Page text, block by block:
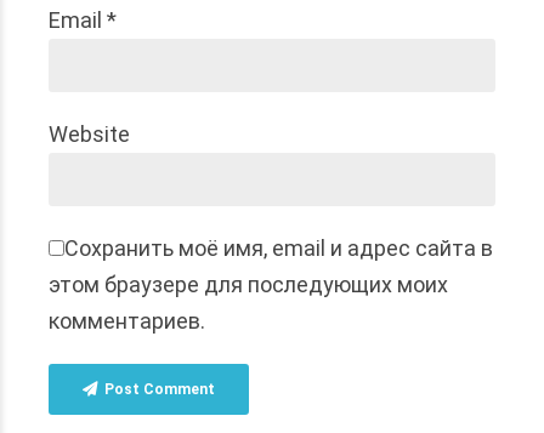
Email *
Website
Сохранить моё имя, email и адрес сайта в
этом браузере для последующих моих
комментариев.
Post Comment